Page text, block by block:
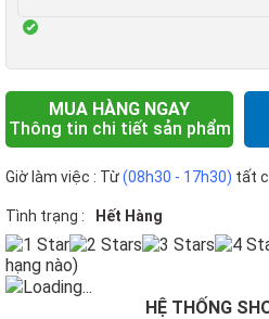
MUA HÀNG NGAY
Thông tin chi tiết sản phẩm
Giờ làm việc : Từ(08h30 - 17h30) tất
Tình trạng : Hết Hàng
hạng nào)
Loading...
HỆ THỐNG